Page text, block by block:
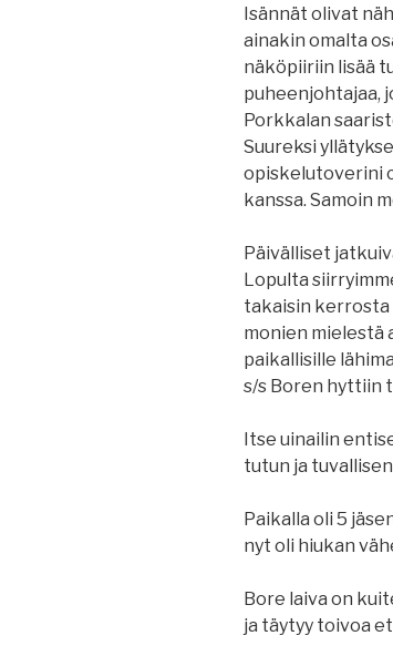
Isännät olivat
ainakin omalta
näköpiiriin lisää
puheenjohtajaa,
Porkkalan
Suureksi
opiskelutoverini
kanssa. Samoin
Päivälliset
Lopulta
takaisin kerrosta
monien mielestä
paikallisille
s/s Boren hyttiin
Itse uinailin
tutun ja
Paikalla oli 5
nyt oli hiukan
Bore laiva on
ja täytyy toivoa